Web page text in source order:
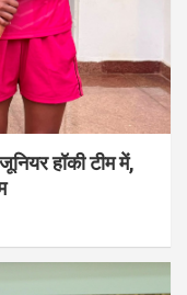
हॉकी टीम में,